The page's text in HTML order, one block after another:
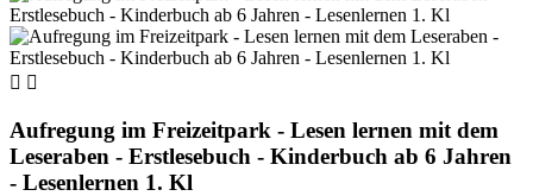
 
Aufregung im Freizeitpark - Lesen lernen mit dem
Leseraben - Erstlesebuch - Kinderbuch ab 6 Jahren
- Lesenlernen 1. Kl